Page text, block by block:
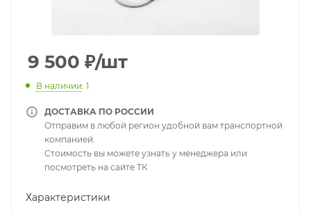
9 500 ₽/шт
В наличии: 1
ДОСТАВКА ПО РОССИИ
Отправим в любой регион удобной вам транспортной
компанией.
Стоимость вы можете узнать у менеджера или
посмотреть на сайте ТК
Характеристики